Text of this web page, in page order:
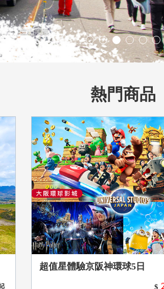
九州旅遊家
熱門商品
超值星體驗京阪神環球5日
$